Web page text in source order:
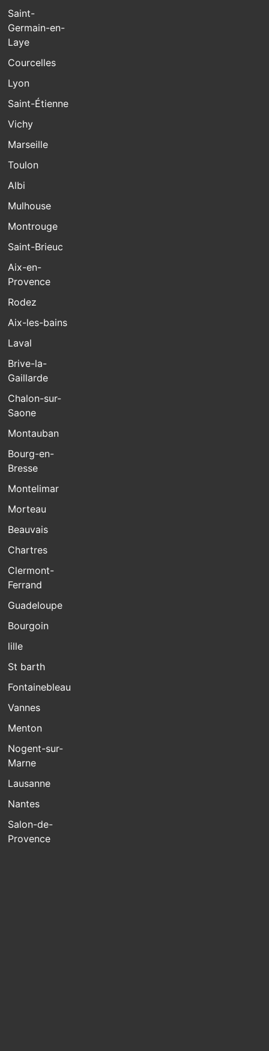
Saint-
Germain-en-
Laye
Courcelles
Lyon
Saint-Étienne
Vichy
Marseille
Toulon
Albi
Mulhouse
Montrouge
Saint-Brieuc
Aix-en-
Provence
Rodez
Aix-les-bains
Laval
Brive-la-
Gaillarde
Chalon-sur-
Saone
Montauban
Bourg-en-
Bresse
Montelimar
Morteau
Beauvais
Chartres
Clermont-
Ferrand
Guadeloupe
Bourgoin
lille
St barth
Fontainebleau
Vannes
Menton
Nogent-sur-
Marne
Lausanne
Nantes
Salon-de-
Provence